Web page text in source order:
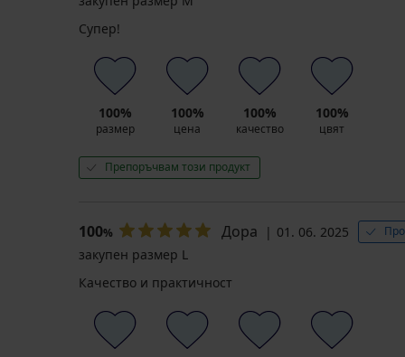
Супер!
100%
размер
100%
цена
100%
качество
100%
цвят
Препоръчвам този продукт
100% Дора 01. 06. 2025
закупен размер L
Качество и практичност